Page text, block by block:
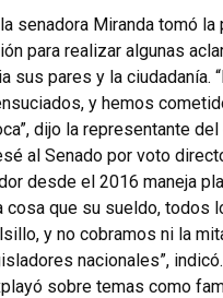
senadora Miranda tomó la
para realizar algunas
sus pares y la ciudadanía.
y hemos
dijo la representante
al Senado por voto
desde el 2016 maneja
cosa que su sueldo, todos
y no cobramos ni la
nacionales”,
sobre temas como